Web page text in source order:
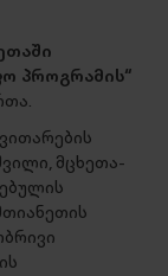
პროგრამის“
მცხეთა-